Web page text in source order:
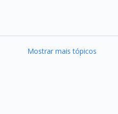
Mostrar mais tópicos